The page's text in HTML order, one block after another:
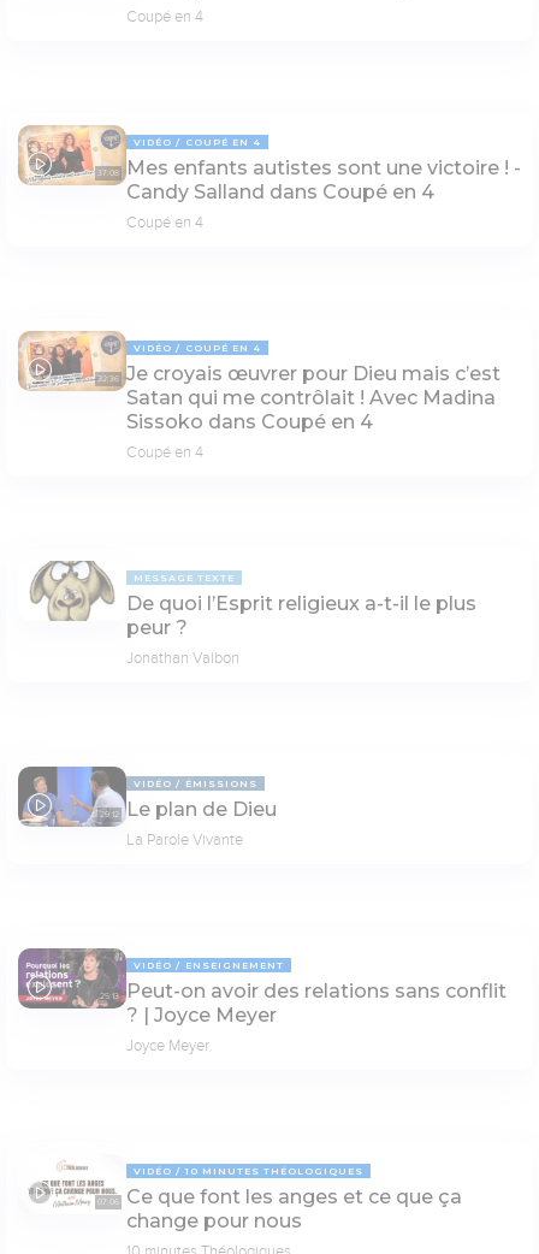
Coupé en 4
37:08
VIDÉO COUPÉ EN 4
Mes enfants autistes sont une victoire ! -
Candy Salland dans Coupé en 4
Coupé en 4
32:36
VIDÉO COUPÉ EN 4
Je croyais œuvrer pour Dieu mais c’est
Satan qui me contrôlait ! Avec Madina
Sissoko dans Coupé en 4
Coupé en 4
MESSAGE TEXTE
De quoi l’Esprit religieux a-t-il le plus
peur ?
Jonathan Valbon
29:12
VIDÉO ÉMISSIONS
Le plan de Dieu
La Parole Vivante
25:13
VIDÉO ENSEIGNEMENT
Peut-on avoir des relations sans conflit
? | Joyce Meyer
Joyce Meyer
07:06
VIDÉO 10 MINUTES THÉOLOGIQUES
Ce que font les anges et ce que ça
change pour nous